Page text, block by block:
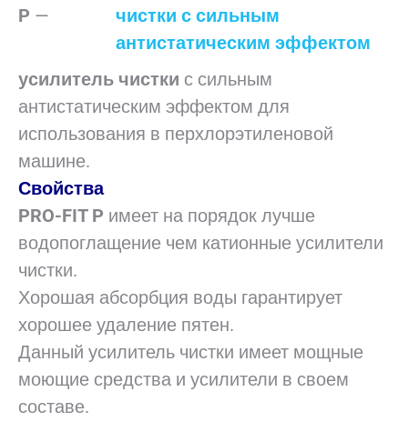
P —
усилитель чистки с сильным
антистатическим эффектом для
использования в перхлорэтиленовой
машине.
Свойства
PRO-FIT P имеет на порядок лучше
водопоглащение чем катионные усилители
чистки.
Хорошая абсорбция воды гарантирует
хорошее удаление пятен.
Данный усилитель чистки имеет мощные
моющие средства и усилители в своем
составе.